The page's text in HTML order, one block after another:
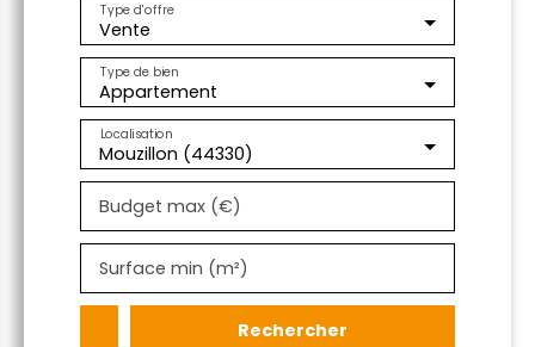
Vente
Type d'offre
Appartement
Type de bien
Mouzillon (44330)
Localisation
Budget max (€)
Surface min (m²)
Rechercher